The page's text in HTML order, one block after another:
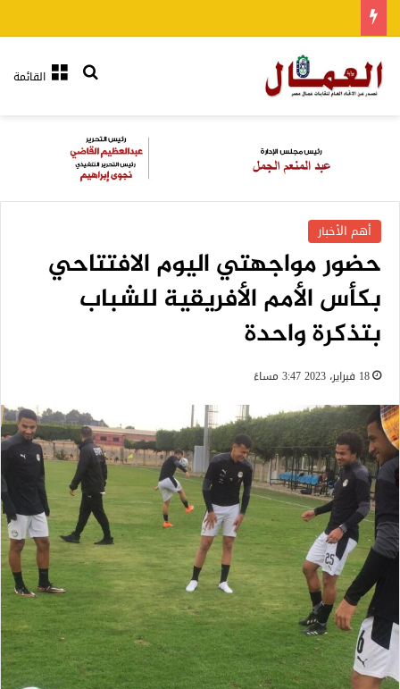
القائمةبحث عن
أهم الأخبار
حضور مواجهتي اليوم الافتتاحي
بكأس الأمم الأفريقية للشباب
بتذكرة واحدة
18 فبراير، 2023 3:47 مساءً